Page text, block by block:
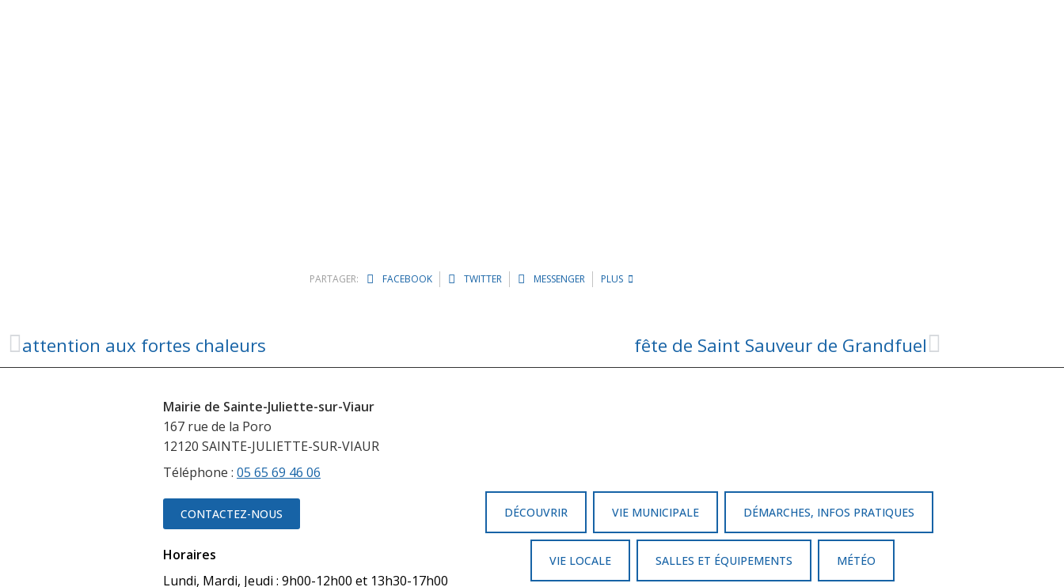
PARTAGER: FACEBOOK TWITTER MESSENGER PLUS
attention aux fortes chaleurs fête de Saint Sauveur de Grandfuel
Mairie de Sainte-Juliette-sur-Viaur
167 rue de la Poro
12120 SAINTE-JULIETTE-SUR-VIAUR
Téléphone : 05 65 69 46 06
CONTACTEZ-NOUS
Horaires
Lundi, Mardi, Jeudi : 9h00-12h00 et 13h30-17h00
DÉCOUVRIR VIE MUNICIPALE DÉMARCHES, INFOS PRATIQUES
VIE LOCALE SALLES ET ÉQUIPEMENTS MÉTÉO